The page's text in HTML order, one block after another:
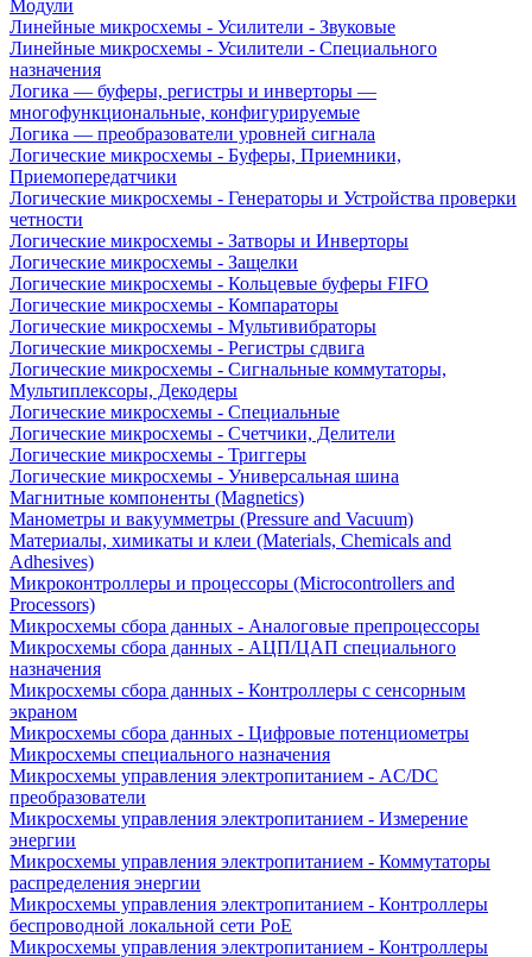
Модули
Линейные микросхемы - Усилители - Звуковые
Линейные микросхемы - Усилители - Специального
назначения
Логика — буферы, регистры и инверторы —
многофункциональные, конфигурируемые
Логика — преобразователи уровней сигнала
Логические микросхемы - Буферы, Приемники,
Приемопередатчики
Логические микросхемы - Генераторы и Устройства проверки
четности
Логические микросхемы - Затворы и Инверторы
Логические микросхемы - Защелки
Логические микросхемы - Кольцевые буферы FIFO
Логические микросхемы - Компараторы
Логические микросхемы - Мультивибраторы
Логические микросхемы - Регистры сдвига
Логические микросхемы - Сигнальные коммутаторы,
Мультиплексоры, Декодеры
Логические микросхемы - Специальные
Логические микросхемы - Счетчики, Делители
Логические микросхемы - Триггеры
Логические микросхемы - Универсальная шина
Магнитные компоненты (Magnetics)
Манометры и вакуумметры (Pressure and Vacuum)
Материалы, химикаты и клеи (Materials, Chemicals and
Adhesives)
Микроконтроллеры и процессоры (Microcontrollers and
Processors)
Микросхемы сбора данных - Аналоговые препроцессоры
Микросхемы сбора данных - АЦП/ЦАП специального
назначения
Микросхемы сбора данных - Контроллеры с сенсорным
экраном
Микросхемы сбора данных - Цифровые потенциометры
Микросхемы специального назначения
Микросхемы управления электропитанием - AC/DC
преобразователи
Микросхемы управления электропитанием - Измерение
энергии
Микросхемы управления электропитанием - Коммутаторы
распределения энергии
Микросхемы управления электропитанием - Контроллеры
беспроводной локальной сети PoE
Микросхемы управления электропитанием - Контроллеры